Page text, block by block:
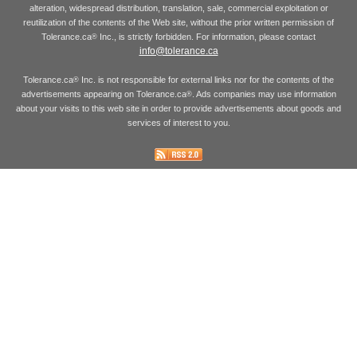
alteration, widespread distribution, translation, sale, commercial exploitation or
reutilization of the contents of the Web site, without the prior written permission of
Tolerance.ca® Inc., is strictly forbidden. For information, please contact
info@tolerance.ca
Tolerance.ca® Inc. is not responsible for external links nor for the contents of the
advertisements appearing on Tolerance.ca®. Ads companies may use information
about your visits to this web site in order to provide advertisements about goods and
services of interest to you.